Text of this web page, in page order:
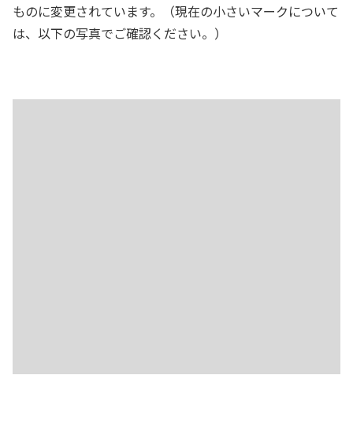
ものに変更されています。（現在の小さいマークについて
は、以下の写真でご確認ください。）